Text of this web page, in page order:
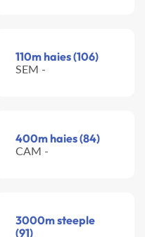
110m haies (106)
SEM -
400m haies (84)
CAM -
3000m steeple
(91)